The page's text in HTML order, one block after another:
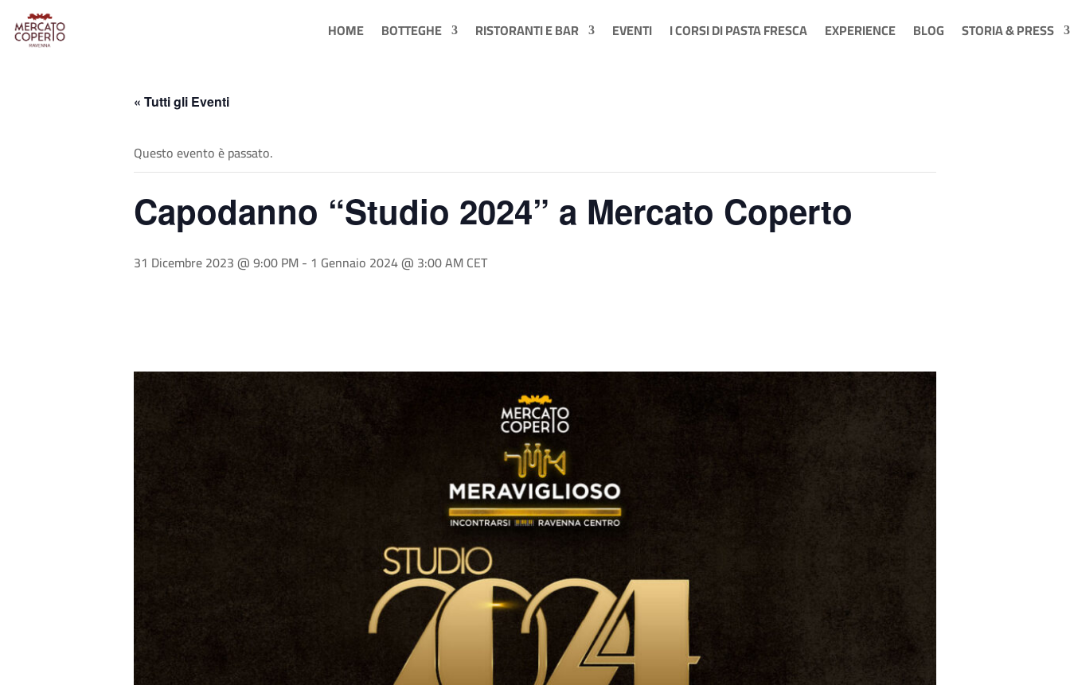
HOME BOTTEGHE RISTORANTI E BAR EVENTI I CORSI DI PASTA FRESCA EXPERIENCE BLOG STORIA & PRESS
« Tutti gli Eventi
Questo evento è passato.
Capodanno “Studio 2024” a Mercato Coperto
31 Dicembre 2023 @ 9:00 PM- 1 Gennaio 2024 @ 3:00 AMCET